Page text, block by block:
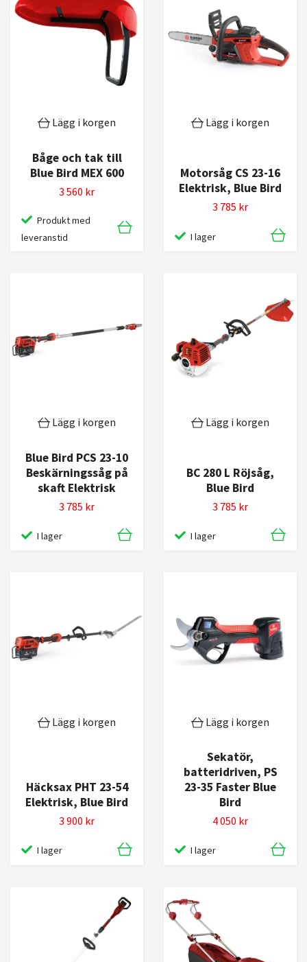
Lägg i korgen
Båge och tak till
Blue Bird MEX 600
3 560 kr
Produkt med
leveranstid
Lägg i korgen
Motorsåg CS 23-16
Elektrisk, Blue Bird
3 785 kr
I lager
Lägg i korgen
Blue Bird PCS 23-10
Beskärningssåg på
skaft Elektrisk
3 785 kr
I lager
Lägg i korgen
BC 280 L Röjsåg,
Blue Bird
3 785 kr
I lager
Lägg i korgen
Häcksax PHT 23-54
Elektrisk, Blue Bird
3 900 kr
I lager
Lägg i korgen
Sekatör,
batteridriven, PS
23-35 Faster Blue
Bird
4 050 kr
I lager